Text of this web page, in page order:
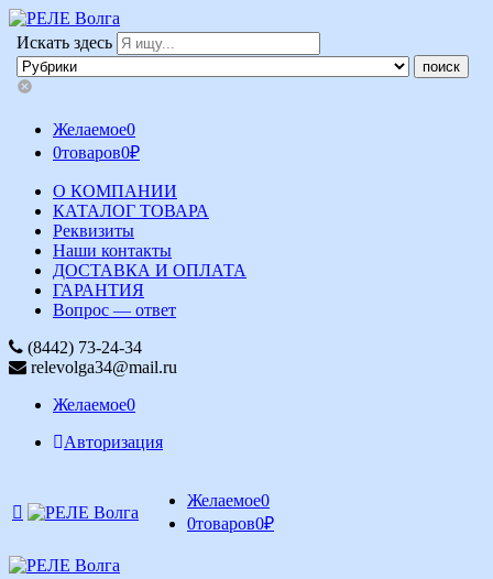
Искать здесь
Желаемое0
0товаров0₽
О КОМПАНИИ
КАТАЛОГ ТОВАРА
Реквизиты
Наши контакты
ДОСТАВКА И ОПЛАТА
ГАРАНТИЯ
Вопрос — ответ
(8442) 73-24-34
relevolga34@mail.ru
Желаемое0
Авторизация
Желаемое0
0товаров0₽